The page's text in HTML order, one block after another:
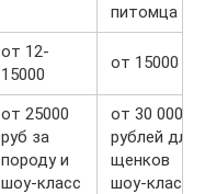
питомца
от 12-
15000
от 15000
от 25000
руб за
породу и
шоу-класс
от 30 000
рублей для
щенков
шоу-класса